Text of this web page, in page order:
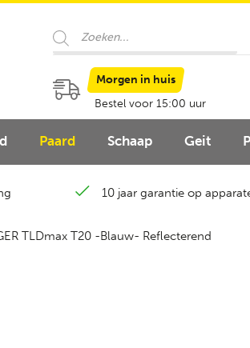
Producten
zoeken
Morgen in huis
Bestel voor 15:00 uur
Paard Schaap Geit
10 jaar garantie op
TLDmax T20 -Blauw- Reflecterend